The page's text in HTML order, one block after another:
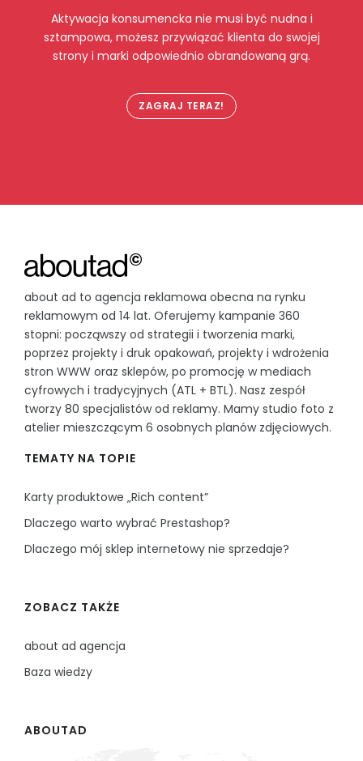
Aktywacja konsumencka nie musi być nudna i
sztampowa, możesz przywiązać klienta do swojej
strony i marki odpowiednio obrandowaną grą.
ZAGRAJ TERAZ!
about ad to agencja reklamowa obecna na rynku
reklamowym od 14 lat. Oferujemy kampanie 360
stopni: począwszy od strategii i tworzenia marki,
poprzez projekty i druk opakowań, projekty i wdrożenia
stron WWW oraz sklepów, po promocję w mediach
cyfrowych i tradycyjnych (ATL + BTL). Nasz zespół
tworzy 80 specjalistów od reklamy. Mamy studio foto z
atelier mieszczącym 6 osobnych planów zdjęciowych.
TEMATY NA TOPIE
Karty produktowe „Rich content”
Dlaczego warto wybrać Prestashop?
Dlaczego mój sklep internetowy nie sprzedaje?
ZOBACZ TAKŻE
about ad agencja
Baza wiedzy
ABOUTAD